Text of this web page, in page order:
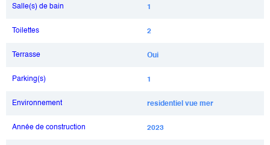
Salle(s) de bain 1
Toilettes 2
Terrasse Oui
Parking(s) 1
Environnement residentiel vue mer
Année de construction 2023